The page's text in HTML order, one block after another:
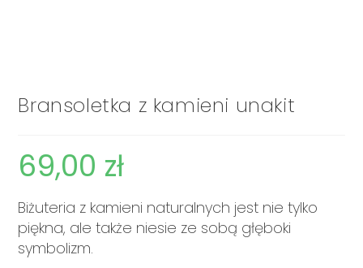
Bransoletka z kamieni unakit
69,00 zł
Biżuteria z kamieni naturalnych jest nie tylko
piękna, ale także niesie ze sobą głęboki
symbolizm.